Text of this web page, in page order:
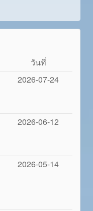
วันทึ่
2026-07-24
2026-06-12
2026-05-14